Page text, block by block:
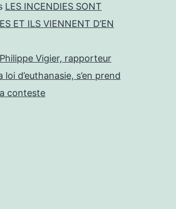
LES INCENDIES SONT
ET ILS VIENNENT D’EN
Philippe Vigier, rapporteur
loi d’euthanasie, s’en prend
conteste